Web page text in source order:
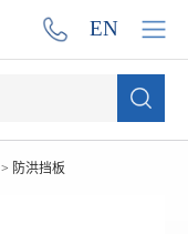
EN
> 防洪挡板